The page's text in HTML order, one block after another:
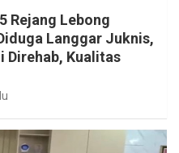
Rejang Lebong
Langgar Juknis,
Direhab, Kualitas